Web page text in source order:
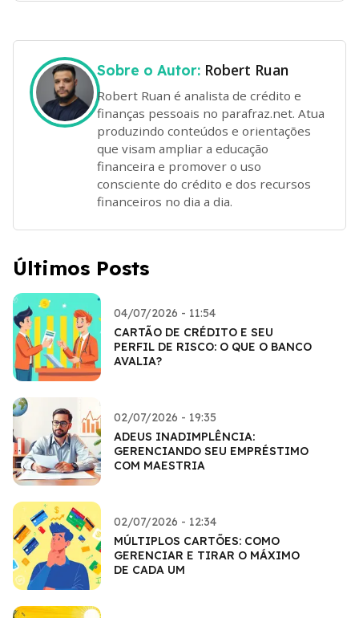
Sobre o Autor: Robert Ruan
Robert Ruan é analista de crédito e
finanças pessoais no parafraz.net. Atua
produzindo conteúdos e orientações
que visam ampliar a educação
financeira e promover o uso
consciente do crédito e dos recursos
financeiros no dia a dia.
Últimos Posts
04/07/2026 - 11:54
CARTÃO DE CRÉDITO E SEU
PERFIL DE RISCO: O QUE O BANCO
AVALIA?
02/07/2026 - 19:35
ADEUS INADIMPLÊNCIA:
GERENCIANDO SEU EMPRÉSTIMO
COM MAESTRIA
02/07/2026 - 12:34
MÚLTIPLOS CARTÕES: COMO
GERENCIAR E TIRAR O MÁXIMO
DE CADA UM